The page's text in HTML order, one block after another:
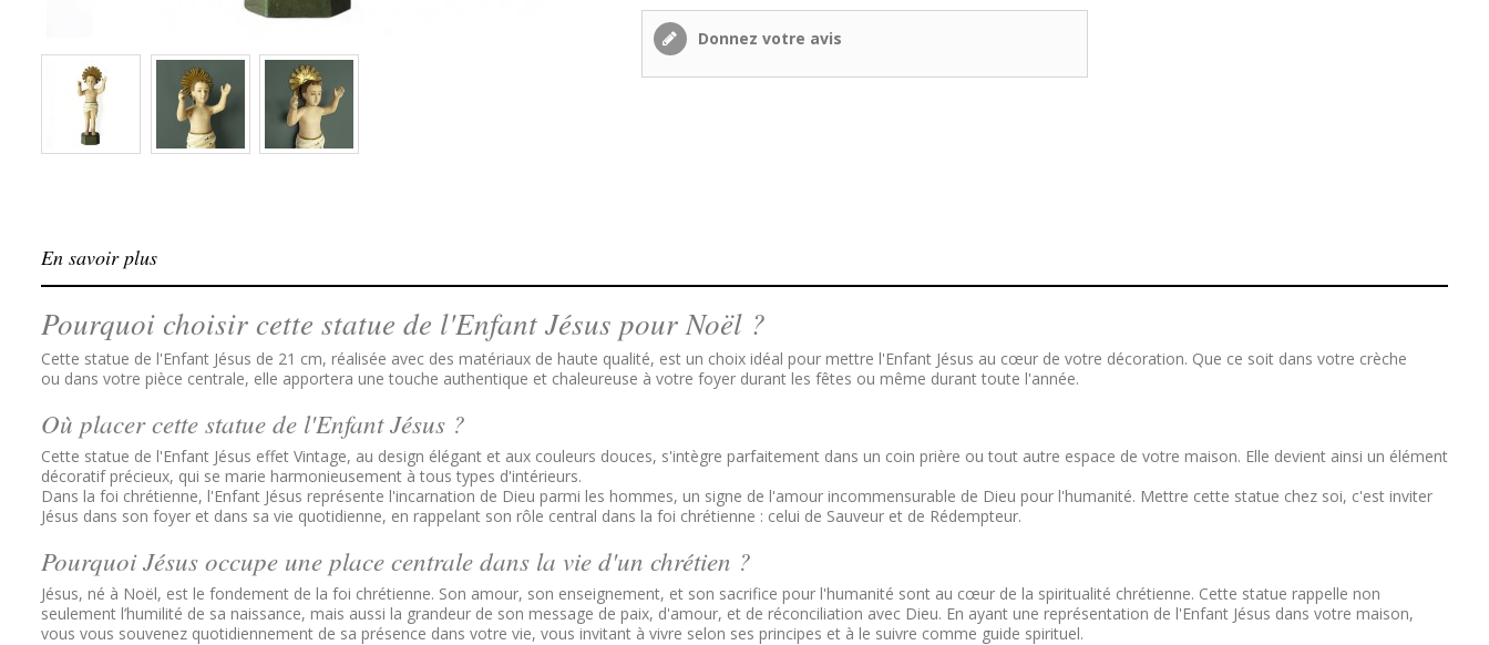
Donnez votre avis
En savoir plus
Pourquoi choisir cette statue de l'Enfant Jésus pour Noël ?
Cette statue de l'Enfant Jésus de 21 cm, réalisée avec des matériaux de haute qualité, est un choix idéal pour mettre l'Enfant Jésus au cœur de votre décoration. Que ce soit dans votre crèche
ou dans votre pièce centrale, elle apportera une touche authentique et chaleureuse à votre foyer durant les fêtes ou même durant toute l'année.
Où placer cette statue de l'Enfant Jésus ?
Cette statue de l'Enfant Jésus effet Vintage, au design élégant et aux couleurs douces, s'intègre parfaitement dans un coin prière ou tout autre espace de votre maison. Elle devient ainsi un élément
décoratif précieux, qui se marie harmonieusement à tous types d'intérieurs.
Dans la foi chrétienne, l'Enfant Jésus représente l'incarnation de Dieu parmi les hommes, un signe de l'amour incommensurable de Dieu pour l'humanité. Mettre cette statue chez soi, c'est inviter
Jésus dans son foyer et dans sa vie quotidienne, en rappelant son rôle central dans la foi chrétienne : celui de Sauveur et de Rédempteur.
Pourquoi Jésus occupe une place centrale dans la vie d'un chrétien ?
Jésus, né à Noël, est le fondement de la foi chrétienne. Son amour, son enseignement, et son sacrifice pour l'humanité sont au cœur de la spiritualité chrétienne. Cette statue rappelle non
seulement l’humilité de sa naissance, mais aussi la grandeur de son message de paix, d'amour, et de réconciliation avec Dieu. En ayant une représentation de l'Enfant Jésus dans votre maison,
vous vous souvenez quotidiennement de sa présence dans votre vie, vous invitant à vivre selon ses principes et à le suivre comme guide spirituel.